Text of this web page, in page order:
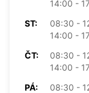
14:00 -
ST:
08:30 -
14:00 -
ČT:
08:30 -
14:00 -
PÁ:
08:30 -